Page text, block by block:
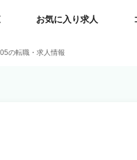
お気に入り求人
お気に入り求人
の転職・求人情報